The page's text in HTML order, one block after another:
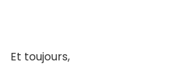
Et toujours,